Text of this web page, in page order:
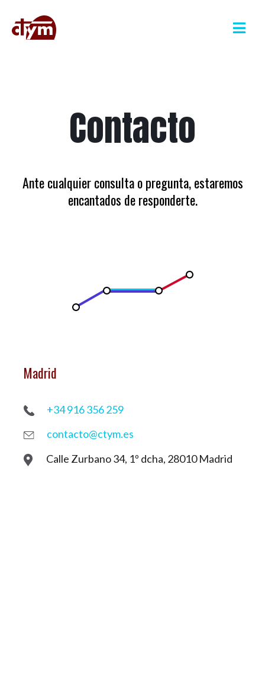
Contacto
Ante cualquier consulta o pregunta, estaremos
encantados de responderte.
Madrid
+34 916 356 259
contacto@ctym.es
Calle Zurbano 34, 1º dcha, 28010 Madrid